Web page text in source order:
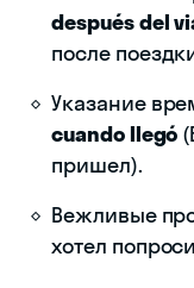
después del
после
Указание
cuando llegó
пришел).
Вежливые
хотел